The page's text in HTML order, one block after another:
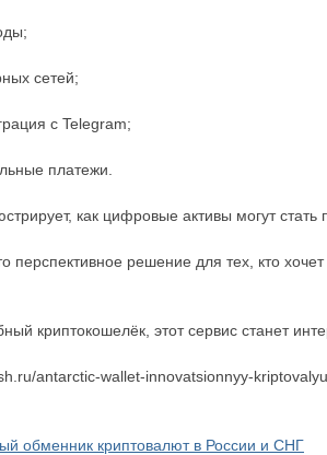
сетей;
с Telegram;
платежи.
как цифровые активы могут
перспективное решение для тех, кто
криптокошелёк, этот сервис станет
antarctic-wallet-innovatsionnyy-
обменник криптовалют в России и СНГ